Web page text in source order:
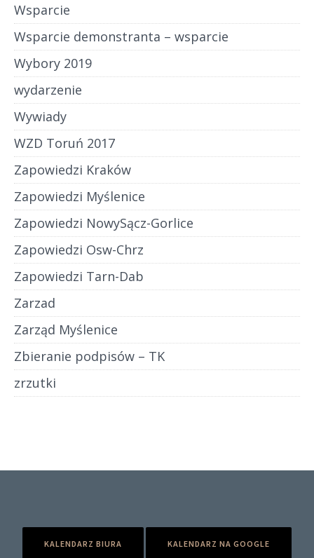
Wsparcie
Wsparcie demonstranta – wsparcie
Wybory 2019
wydarzenie
Wywiady
WZD Toruń 2017
Zapowiedzi Kraków
Zapowiedzi Myślenice
Zapowiedzi NowySącz-Gorlice
Zapowiedzi Osw-Chrz
Zapowiedzi Tarn-Dab
Zarzad
Zarząd Myślenice
Zbieranie podpisów – TK
zrzutki
KALENDARZ BIURA KALENDARZ NA GOOGLE